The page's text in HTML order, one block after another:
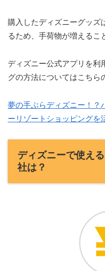
購入したディズニーグッズ
るため、手荷物が増えるこ
ディズニー公式アプリを利
グの方法についてはこちら
夢の手ぶらディズニー！？
ーリゾートショッピングを
ディズニーで使え
社は？